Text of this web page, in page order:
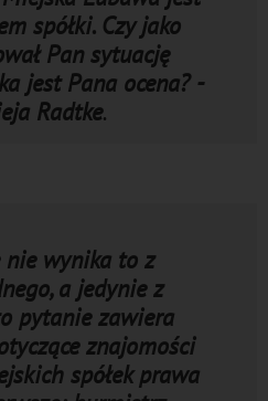
spółki. Czy jako
Pan sytuację
jest Pana ocena? -
Radtke.
nie wynika to z
a jedynie z
pytanie zawiera
znajomości
spółek prawa